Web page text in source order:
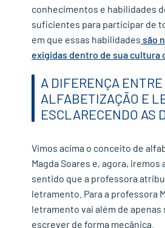
conhecimentos e habilidades
suficientes para participar de
em que essas habilidades são
exigidas dentro de sua cultura
A DIFERENÇA ENTRE
ALFABETIZAÇÃO E
ESCLARECENDO AS
Vimos acima o conceito de
Magda Soares e, agora, iremos
sentido que a professora
letramento. Para a professora
letramento vai além de apenas
escrever de forma mecânica.